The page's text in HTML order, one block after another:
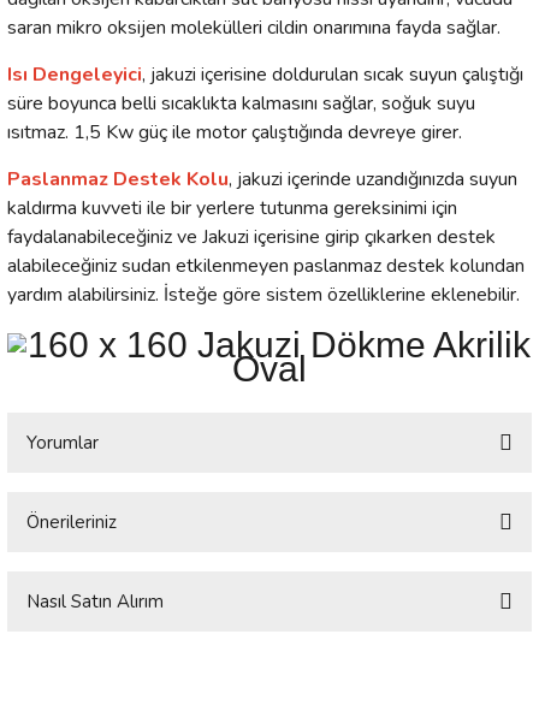
saran mikro oksijen molekülleri cildin onarımına fayda sağlar.
Isı Dengeleyici, jakuzi içerisine doldurulan sıcak suyun çalıştığı
süre boyunca belli sıcaklıkta kalmasını sağlar, soğuk suyu
ısıtmaz. 1,5 Kw güç ile motor çalıştığında devreye girer.
Paslanmaz Destek Kolu, jakuzi içerinde uzandığınızda suyun
kaldırma kuvveti ile bir yerlere tutunma gereksinimi için
faydalanabileceğiniz ve Jakuzi içerisine girip çıkarken destek
alabileceğiniz sudan etkilenmeyen paslanmaz destek kolundan
yardım alabilirsiniz. İsteğe göre sistem özelliklerine eklenebilir.
Yorumlar
Önerileriniz
yetersiz gördüğünüz noktaları öneri formunu kullanarak tarafımıza
Nasıl Satın Alırım